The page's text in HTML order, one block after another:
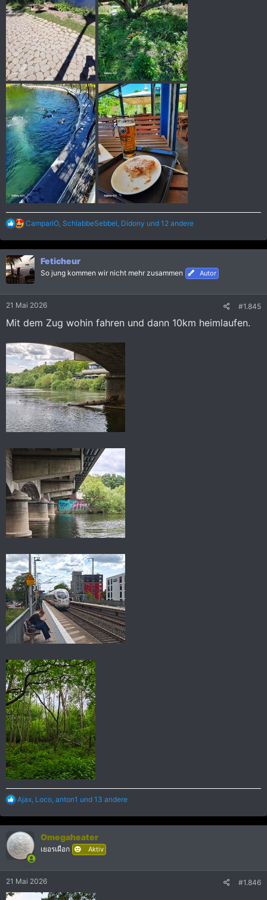
R
a
k
t
i
o
n
CampariO SchlabbeSebbel Didony und 12 andere
Feticheur
So jung kommen wir nicht mehr zusammen Autor
21 Mai 2026 #1.845
Mit dem Zug wohin fahren und dann 10km heimlaufen.
R
a
k
t
i
o
n
:
Ajax Loco anton1 und 13 andere
Omegaheater
เยอรเผือก Aktiv
21 Mai 2026 #1.846